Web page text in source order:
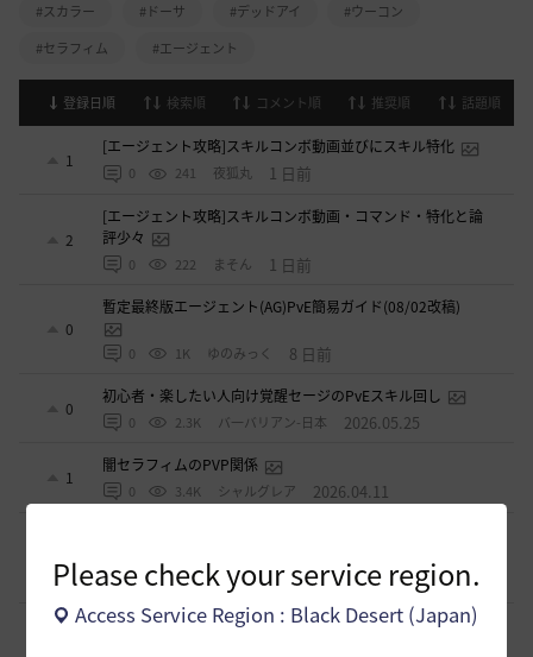
Please check your service region.
Access Service Region : Black Desert (Japan)
#スカラー
#ドーサ #デッドアイ
#ウーコン
#セラフィム
#エージェント
登録日順 検索順 コメント順 推奨順 話題順
1
[エージェント攻略]スキルコンボ動画並びにスキル特化
0 241 夜狐丸 1 日前
2
[エージェント攻略]スキルコンボ動画・コマンド・特化と論
評少々
0 222 まそん 1 日前
0
暫定最終版エージェント(AG)PvE簡易ガイド(08/02改稿)
0 1K ゆのみっく 8 日前
0
初心者・楽したい人向け覚醒セージのPvEスキル回し
0 2.3K バ一バリアン-日本 2026.05.25
1
闇セラフィムのPVP関係
0 3.4K シャルグレア 2026.04.11
3
0 4.3K 片倉優樹VT 2026.03.31
【PvE】伝承ウィッチ無限コンボの引用【覚醒ウィッチ/伝承